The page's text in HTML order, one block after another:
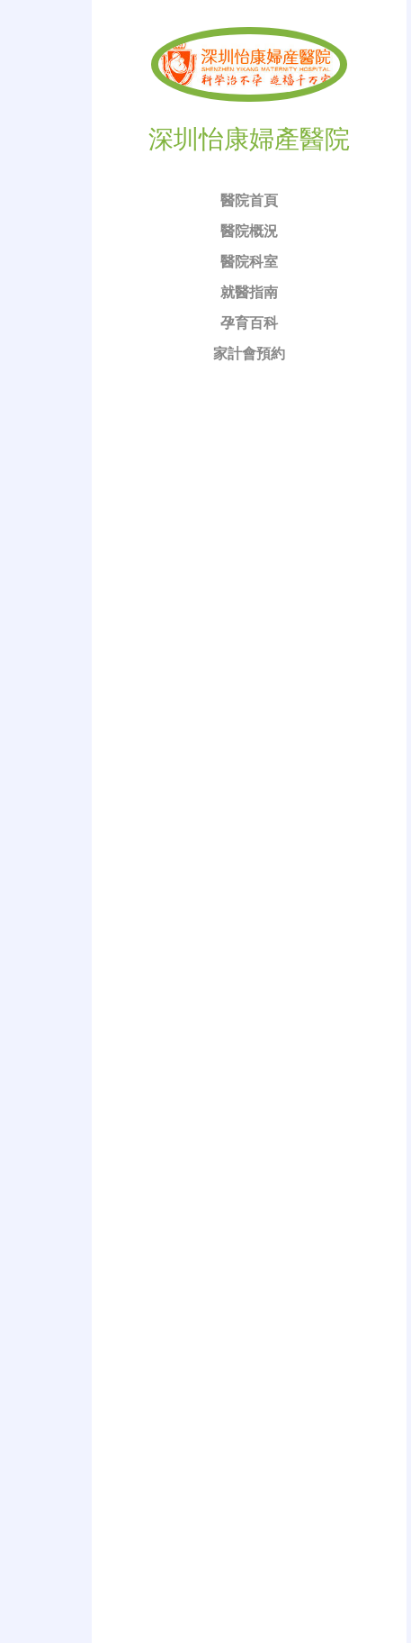
深圳怡康婦產醫院
醫院首頁
醫院概況
醫院科室
就醫指南
孕育百科
家計會預約